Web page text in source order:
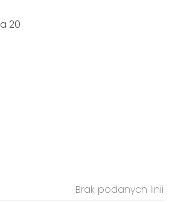
20
Brak podanych linii